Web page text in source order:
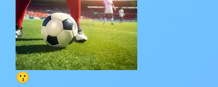
😗